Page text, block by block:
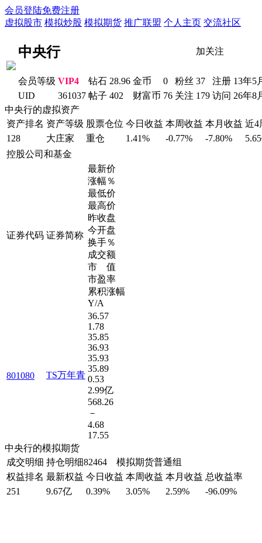
会员登陆免费注册
虚拟股市 模拟炒股 模拟期货 推广联盟 个人主页 交流社区
中央行 加关注
会员等级 VIP4 钻石 28.96 金币 0 粉丝 37 注册 13年5
UID
361037 帖子 402 财富币 76 关注 179 访问 26年8
中央行的虚拟资产
资产排名 资产等级 股票仓位 今日收益 本周收益 本月收益 近4
128
大庄家 重仓 1.41% -0.77% -7.80%
控股公司和基金
证券代码 证券简称
最新价
涨幅％
最低价
最高价
昨收盘
今开盘
换手％
成交额
市 值
市盈率
累积涨幅
Y/A
801080 TS万年青
36.57
1.78
35.85
36.93
35.93
35.89
0.53
2.99亿
568.26
－
4.68
17.55
中央行的模拟期货
成交明细 持仓明细82464 模拟期货普通组
权益排名 最新权益 今日收益 本周收益 本月收益 总收益率
251
9.67亿 0.39% 3.05% 2.59% -96.09%